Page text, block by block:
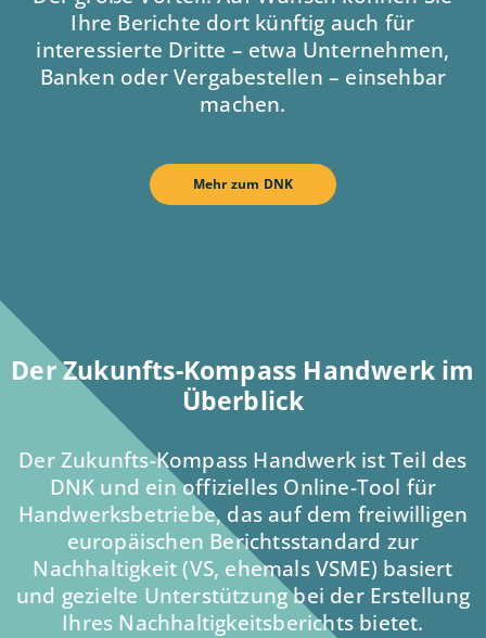
Ihre Berichte dort künftig auch für
interessierte Dritte – etwa Unternehmen,
Banken oder Vergabestellen – einsehbar
machen.
Mehr zum DNK
Der Zukunfts-Kompass Handwerk im
Überblick
Der Zukunfts-Kompass Handwerk ist Teil des
DNK und ein offizielles Online-Tool für
Handwerksbetriebe, das auf dem freiwilligen
europäischen Berichtsstandard zur
Nachhaltigkeit (VS, ehemals VSME) basiert
und gezielte Unterstützung bei der Erstellung
Ihres Nachhaltigkeitsberichts bietet.